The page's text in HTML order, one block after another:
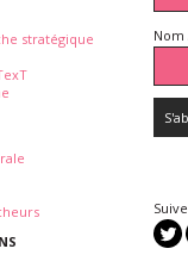
stratégique
Nom